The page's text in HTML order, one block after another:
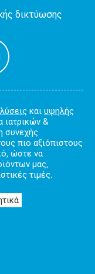
δικτύωσης
και υψηλής
ιατρικών &
συνεχής
πιο αξιόπιστους
ώστε να
μας,
τιμές.